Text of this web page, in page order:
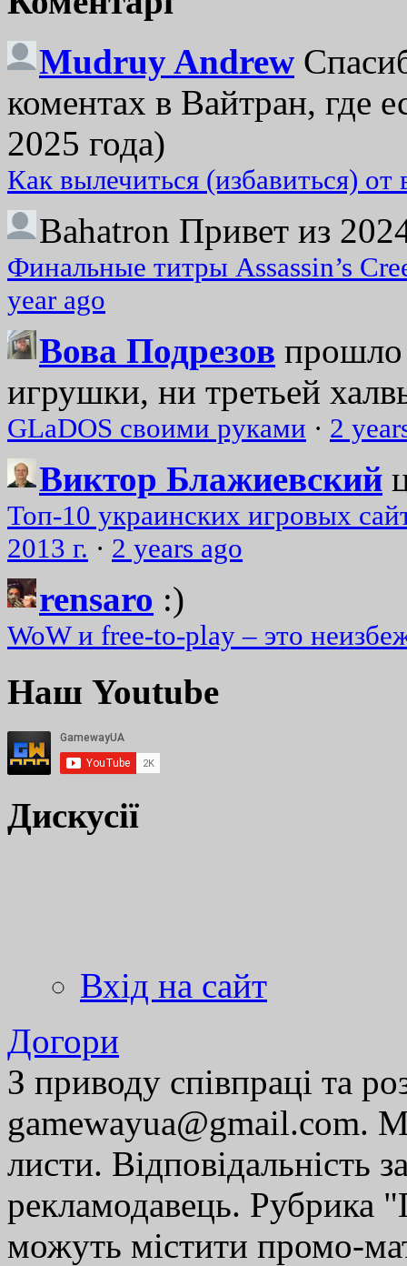
Mudruy Andrew
коментах в Вайтран, где
2025 года)
Как вылечиться (избавиться)
Bahatron Привет из
Финальные титры Assassin’s
year ago
Вова Подрезов прошло
игрушки, ни третьей
GLaDOS своими руками · 2
Виктор Блажиевский
Топ-10 украинских игровых
2013 г. · 2 years ago
rensaro :)
WoW и free-to-play – это
Наш Youtube
Дискусії
Вхід на сайт
Догори
З приводу співпраці та
gamewayua@gmail.com.
листи. Відповідальність
рекламодавець. Рубрика
можуть містити промо-